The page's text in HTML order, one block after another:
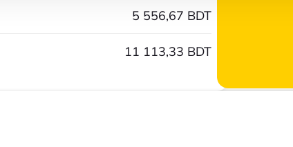
5 556,67 BDT
11 113,33 BDT